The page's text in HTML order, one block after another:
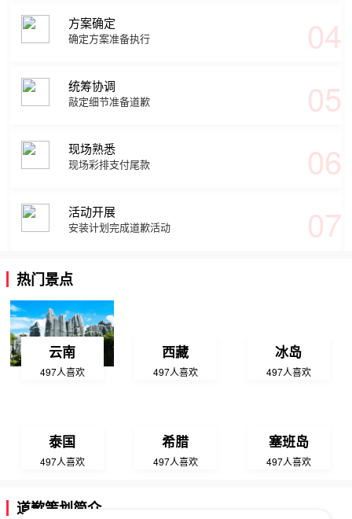
方案确定
确定方案准备执行 04
统筹协调
敲定细节准备道歉 05
现场熟悉
现场彩排支付尾款 06
活动开展
安装计划完成道歉活动 07
热门景点
云南
497人喜欢
西藏
497人喜欢
冰岛
497人喜欢
泰国
497人喜欢
希腊
497人喜欢
塞班岛
497人喜欢
道歉策划简介